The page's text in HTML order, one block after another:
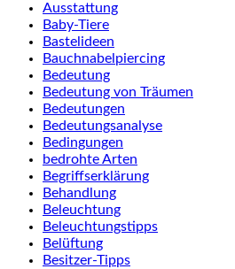
Ausstattung
Baby-Tiere
Bastelideen
Bauchnabelpiercing
Bedeutung
Bedeutung von Träumen
Bedeutungen
Bedeutungsanalyse
Bedingungen
bedrohte Arten
Begriffserklärung
Behandlung
Beleuchtung
Beleuchtungstipps
Belüftung
Besitzer-Tipps